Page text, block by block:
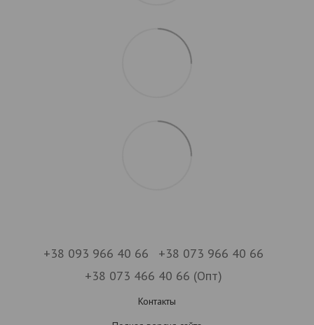
+38 093 966 40 66
+38 073 966 40 66
+38 073 466 40 66 (Опт)
Контакты